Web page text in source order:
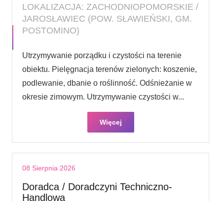
LOKALIZACJA: ZACHODNIOPOMORSKIE /
JAROSŁAWIEC (POW. SŁAWIEŃSKI, GM.
POSTOMINO)
Utrzymywanie porządku i czystości na terenie
obiektu. Pielęgnacja terenów zielonych: koszenie,
podlewanie, dbanie o roślinność. Odśnieżanie w
okresie zimowym. Utrzymywanie czystości w...
Więcej
08 Sierpnia 2026
Doradca / Doradczyni Techniczno-
Handlowa